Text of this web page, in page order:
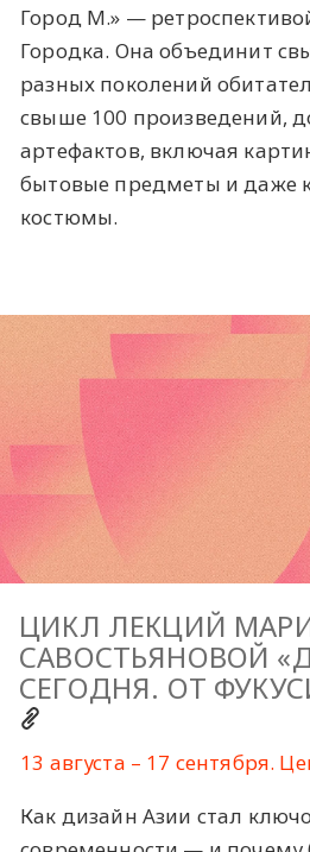
Город М.» —
Городка. Она объединит
разных поколений
свыше 100 произведений,
артефактов, включая
бытовые предметы и даже
костюмы.
ЦИКЛ ЛЕКЦИЙ
САВОСТЬЯНОВОЙ
СЕГОДНЯ. ОТ
13 августа – 17 сентября.
Как дизайн Азии стал